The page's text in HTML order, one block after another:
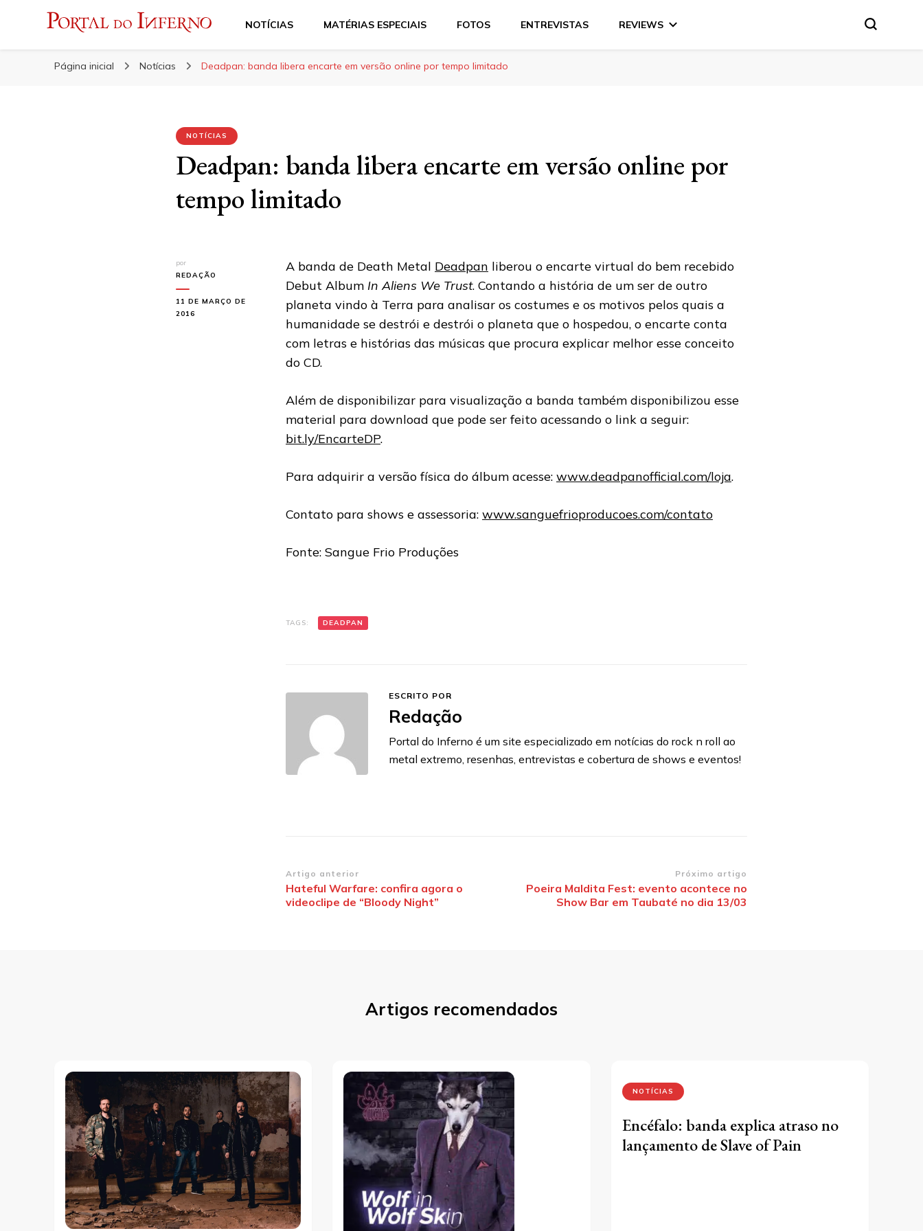
Portal do Inferno
NOTÍCIAS MATÉRIAS ESPECIAIS FOTOS ENTREVISTAS REVIEWS
Página inicial Notícias Deadpan: banda libera encarte em versão online por tempo limitado
NOTÍCIAS
Deadpan: banda libera encarte em versão online por
tempo limitado
por
REDAÇÃO
11 DE MARÇO DE
2016
A banda de Death Metal Deadpan liberou o encarte virtual do bem recebido
Debut Album In Aliens We Trust. Contando a história de um ser de outro
planeta vindo à Terra para analisar os costumes e os motivos pelos quais a
humanidade se destrói e destrói o planeta que o hospedou, o encarte conta
com letras e histórias das músicas que procura explicar melhor esse conceito
do CD.
Além de disponibilizar para visualização a banda também disponibilizou esse
material para download que pode ser feito acessando o link a seguir:
bit.ly/EncarteDP.
Para adquirir a versão física do álbum acesse: www.deadpanofficial.com/loja.
Contato para shows e assessoria: www.sanguefrioproducoes.com/contato
Fonte: Sangue Frio Produções
TAGS: DEADPAN
ESCRITO POR
Redação
Portal do Inferno é um site especializado em notícias do rock n roll ao
metal extremo, resenhas, entrevistas e cobertura de shows e eventos!
Navegação
de
Artigo anterior
Hateful Warfare: confira agora o
videoclipe de “Bloody Night”
Próximo artigo
Poeira Maldita Fest: evento acontece no
Show Bar em Taubaté no dia 13/03
Artigos recomendados
NOTÍCIAS
Encéfalo: banda explica atraso no
lançamento de Slave of Pain